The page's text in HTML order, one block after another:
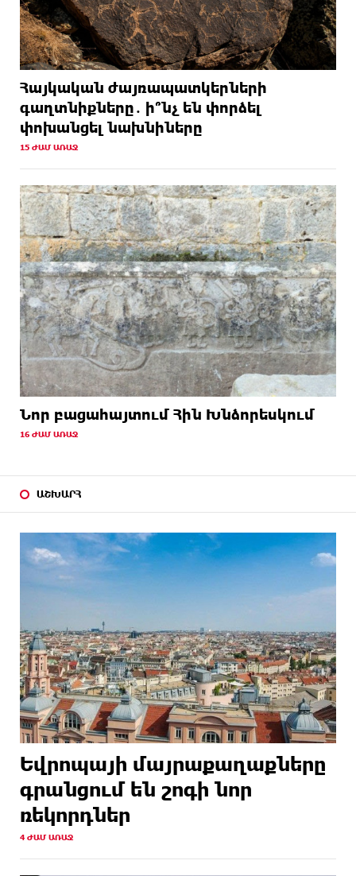
Հայկական ժայռապատկերների
գաղտնիքները․ ի՞նչ են փորձել
փոխանցել նախնիները
15 ԺԱՄ ԱՌԱՋ
Նոր բացահայտում Հին Խնձորեսկում
16 ԺԱՄ ԱՌԱՋ
ԱՇԽԱՐՀ
Եվրոպայի մայրաքաղաքները
գրանցում են շոգի նոր
ռեկորդներ
4 ԺԱՄ ԱՌԱՋ